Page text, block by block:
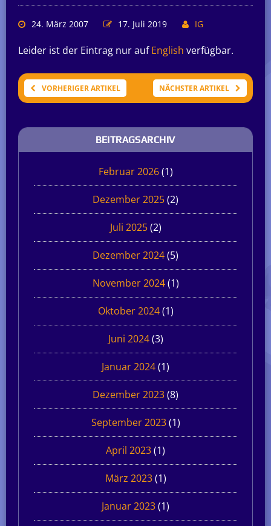
24. März 2007 17. Juli 2019 IG
Leider ist der Eintrag nur aufEnglish verfügbar.
VORHERIGER ARTIKEL NÄCHSTER ARTIKEL
BEITRAGSARCHIV
Februar 2026(1)
Dezember 2025(2)
Juli 2025(2)
Dezember 2024(5)
November 2024(1)
Oktober 2024(1)
Juni 2024(3)
Januar 2024(1)
Dezember 2023(8)
September 2023(1)
April 2023(1)
März 2023(1)
Januar 2023(1)